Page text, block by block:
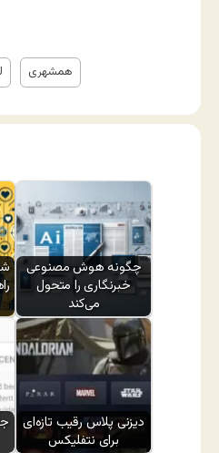
همشهری
چگونه هوش مصنوعی
خبرنگاری را متحول
می‌کند
دیزنی پلاس رقیب تازه‌ای
برای نتفلیکس